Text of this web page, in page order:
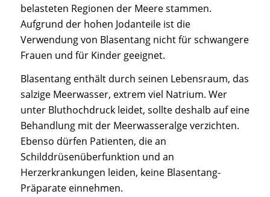
belasteten Regionen der Meere stammen.
Aufgrund der hohen Jodanteile ist die
Verwendung von Blasentang nicht für schwangere
Frauen und für Kinder geeignet.
Blasentang enthält durch seinen Lebensraum, das
salzige Meerwasser, extrem viel Natrium. Wer
unter Bluthochdruck leidet, sollte deshalb auf eine
Behandlung mit der Meerwasseralge verzichten.
Ebenso dürfen Patienten, die an
Schilddrüsenüberfunktion und an
Herzerkrankungen leiden, keine Blasentang-
Präparate einnehmen.